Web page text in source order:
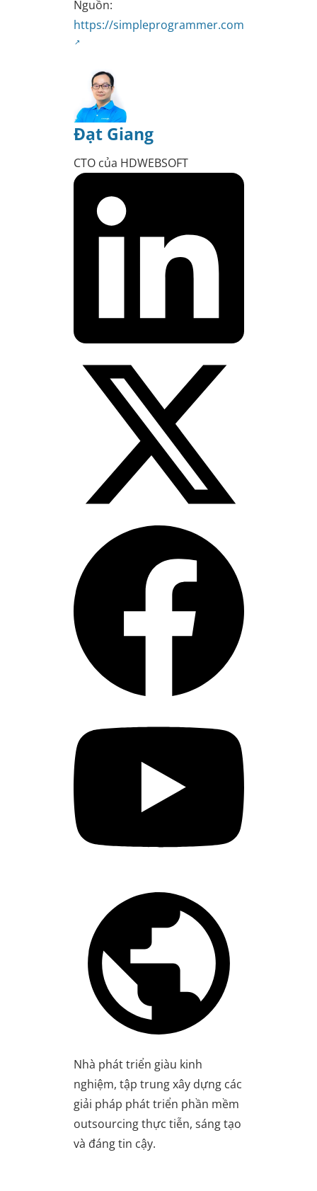
Nguồn:
https://simpleprogrammer.com
Đạt Giang
CTO của HDWEBSOFT
Nhà phát triển giàu kinh
nghiệm, tập trung xây dựng các
giải pháp phát triển phần mềm
outsourcing thực tiễn, sáng tạo
và đáng tin cậy.